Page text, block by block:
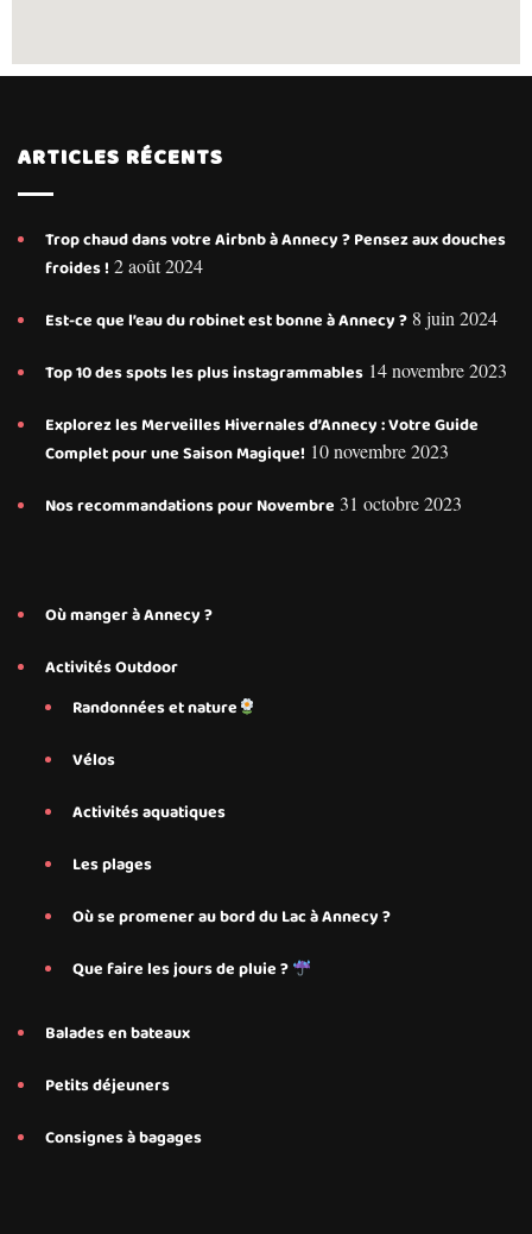
ARTICLES RÉCENTS
Trop chaud dans votre Airbnb à Annecy ? Pensez aux douches
froides ! 2 août 2024
Est-ce que l’eau du robinet est bonne à Annecy ? 8 juin 2024
Top 10 des spots les plus instagrammables 14 novembre 2023
Explorez les Merveilles Hivernales d’Annecy : Votre Guide
Complet pour une Saison Magique! 10 novembre 2023
Nos recommandations pour Novembre 31 octobre 2023
Où manger à Annecy ?
Activités Outdoor
Randonnées et nature
Vélos
Activités aquatiques
Les plages
Où se promener au bord du Lac à Annecy ?
Que faire les jours de pluie ?
Balades en bateaux
Petits déjeuners
Consignes à bagages